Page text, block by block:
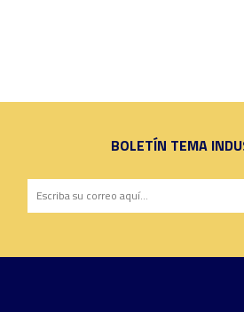
BOLETÍN TEMA